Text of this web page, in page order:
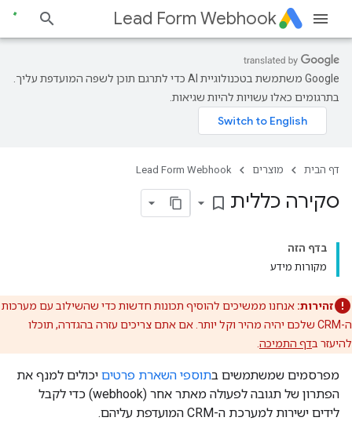
Lead Form Webhook
‫Google משתמשת בטכנולוגיית AI כדי לתרגם תוכן לשפה המועדפת עליך.
בתרגומים כאלו עשויות להיות שגיאות.
דף הבית מוצרים Lead Form Webhook
סקירה כללית bookmark_border
בדף הזה
מקורות מידע
זהירות: אנחנו ממשיכים להוסיף תכונות חדשות כדי שהשילוב עם מערכות
ה-CRM שלכם יהיה מהיר וקל יותר. אם אתם צריכים עזרה בהגדרה, תוכלו
להיעזר בדף התמיכה
מפרסמים שמשתמשים בתוספי השארת פרטים יכולים למנף את
הפתרון של תגובה לפעולה מאתר אחר (webhook) כדי לקבל
לידים ישירות למערכת ה-CRM המועדפת עליהם.